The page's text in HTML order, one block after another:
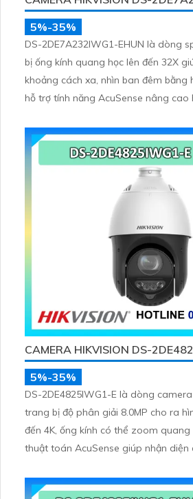
5%-35%
DS-2DE7A232IWG1-EHUN là dòng
bị ống kính quang học lên đến 32X
khoảng cách xa, nhìn ban đêm bằng
hỗ trợ tính năng AcuSense nâng
learning
CAMERA HIKVISION DS-
5%-35%
DS-2DE4825IWG1-E là dòng
trang bị độ phân giải 8.0MP cho ra
đến 4K, ống kính có thể zoom quang
thuật toán AcuSense giúp nhận diện
100m